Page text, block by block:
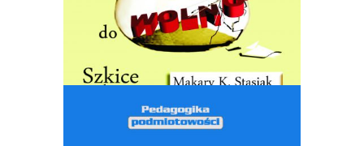
Od solidarności do wolności – szkice etyczne (e-book) PDF